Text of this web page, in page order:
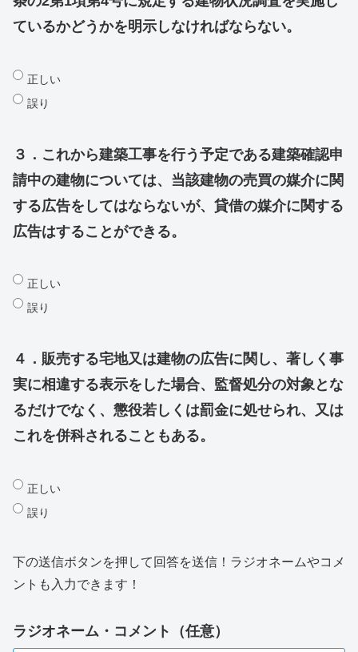
ているかどうかを明示しなければならない。
正しい
誤り
３．これから建築工事を行う予定である建築確認申
請中の建物については、当該建物の売買の媒介に関
する広告をしてはならないが、貸借の媒介に関する
広告はすることができる。
正しい
誤り
４．販売する宅地又は建物の広告に関し、著しく事
実に相違する表示をした場合、監督処分の対象とな
るだけでなく、懲役若しくは罰金に処せられ、又は
これを併科されることもある。
正しい
誤り
下の送信ボタンを押して回答を送信！ラジオネームやコメ
ントも入力できます！
ラジオネーム・コメント（任意）